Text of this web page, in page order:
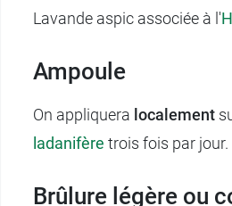
Lavande aspic associée à l'
Ampoule
On appliquera localement
ladanifère trois fois par jour.
Brûlure légère ou